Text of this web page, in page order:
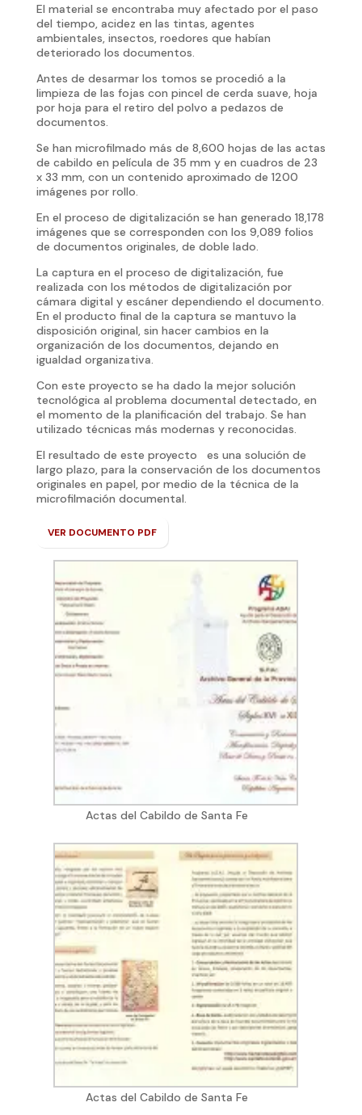
El material se encontraba muy afectado por el paso
del tiempo, acidez en las tintas, agentes
ambientales, insectos, roedores que habían
deteriorado los documentos.
Antes de desarmar los tomos se procedió a la
limpieza de las fojas con pincel de cerda suave, hoja
por hoja para el retiro del polvo a pedazos de
documentos.
Se han microfilmado más de 8,600 hojas de las actas
de cabildo en película de 35 mm y en cuadros de 23
x 33 mm, con un contenido aproximado de 1200
imágenes por rollo.
En el proceso de digitalización se han generado 18,178
imágenes que se corresponden con los 9,089 folios
de documentos originales, de doble lado.
La captura en el proceso de digitalización, fue
realizada con los métodos de digitalización por
cámara digital y escáner dependiendo el documento.
En el producto final de la captura se mantuvo la
disposición original, sin hacer cambios en la
organización de los documentos, dejando en
igualdad organizativa.
Con este proyecto se ha dado la mejor solución
tecnológica al problema documental detectado, en
el momento de la planificación del trabajo. Se han
utilizado técnicas más modernas y reconocidas.
El resultado de este proyecto es una solución de
largo plazo, para la conservación de los documentos
originales en papel, por medio de la técnica de la
microfilmación documental.
VER DOCUMENTO PDF
Actas del Cabildo de Santa Fe
Actas del Cabildo de Santa Fe